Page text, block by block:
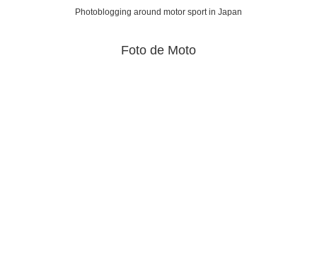
Photoblogging around motor sport in Japan
Foto de Moto